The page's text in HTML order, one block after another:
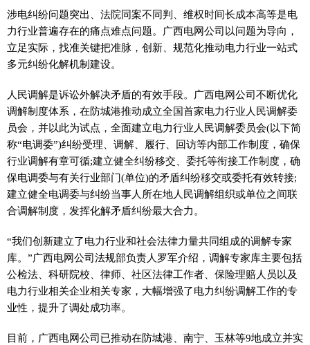
涉电纠纷问题突出、法院同案不同判、维权时间长成本高等是电
力行业普遍存在的痛点难点问题。广西电网公司以问题为导向，
立足实际，找准关键把准脉，创新、规范化推动电力行业一站式
多元纠纷化解机制建设。
人民调解是诉讼外解决矛盾的有效手段。广西电网公司不断优化
调解制度体系，在防城港推动成立全国首家电力行业人民调解委
员会，并以此为试点，全面建立电力行业人民调解委员会(以下简
称“电调委”)纠纷受理、调解、履行、回访等内部工作制度，确保
行业调解有章可循;建立健全纠纷移交、委托等衔接工作制度，确
保电调委与有关行业部门(单位)的矛盾纠纷移交或委托有效转接;
建立健全电调委与纠纷当事人所在地人民调解组织或单位之间联
合调解制度，发挥化解矛盾纠纷最大合力。
“我们创新建立了电力行业和社会法律力量共同组成的调解专家
库。”广西电网公司法规部负责人罗军介绍，调解专家库主要包括
公检法、科研院校、律师、社区法律工作者、保险理赔人员以及
电力行业相关企业相关专家，大幅增强了电力纠纷调解工作的专
业性 ，提升了调处成功率。
目前，广西电网公司已推动在防城港、南宁、玉林等9地成立并实